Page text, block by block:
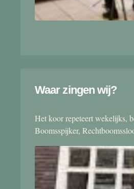
Waar zingen wij?
Het koor repeteert wekelijks,
Boomsspijker,